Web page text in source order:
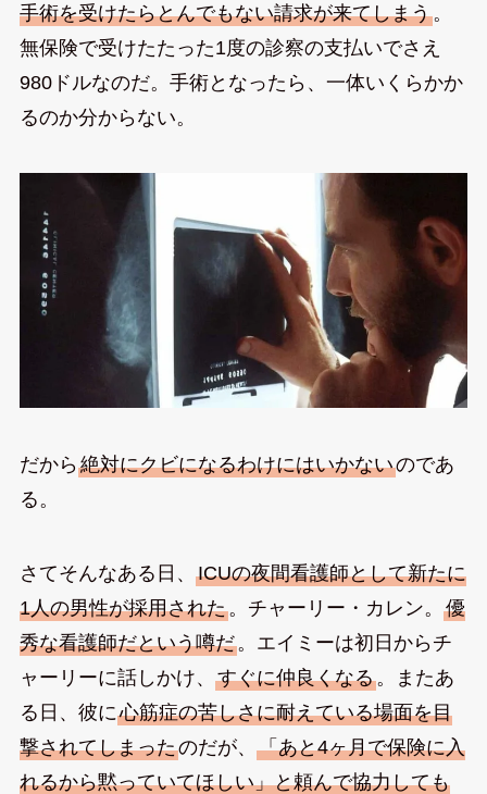
手術を受けたらとんでもない請求が来てしまう。
無保険で受けたたった1度の診察の支払いでさえ
980ドルなのだ。手術となったら、一体いくらかか
るのか分からない。
だから絶対にクビになるわけにはいかないのであ
る。
さてそんなある日、 ICUの夜間看護師として新たに
1人の男性が採用された。チャーリー・カレン。 優
秀な看護師だという噂だ。エイミーは初日からチ
ャーリーに話しかけ、 すぐに仲良くなる。またあ
る日、彼に心筋症の苦しさに耐えている場面を目
撃されてしまったのだが、 「あと4ヶ月で保険に入
れるから黙っていてほしい」と頼んで協力しても